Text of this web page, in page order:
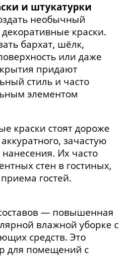
и штукатурки
необычный
краски.
бархат, шёлк,
или даже
придают
стиль и часто
элементом
краски стоят дороже
зачастую
Их часто
стен в гостиных,
гостей.
— повышенная
влажной уборке с
средств. Это
для помещений с